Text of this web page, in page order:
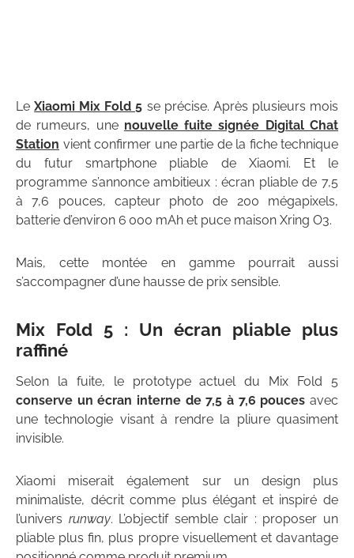
LeXiaomi Mix Fold 5 se précise. Après plusieurs mois
de rumeurs, une nouvelle fuite signée Digital Chat
Station vient confirmer une partie de la fiche technique
du futur smartphone pliable de Xiaomi. Et le
programme s’annonce ambitieux : écran pliable de 7,5
à 7,6 pouces, capteur photo de 200 mégapixels,
batterie d’environ 6 000 mAh et puce maison Xring O3.
Mais, cette montée en gamme pourrait aussi
s’accompagner d’une hausse de prix sensible.
Mix Fold 5 : Un écran pliable plus
raffiné
Selon la fuite, le prototype actuel du Mix Fold 5
conserve un écran interne de 7,5 à 7,6 pouces avec
une technologie visant à rendre la pliure quasiment
invisible.
Xiaomi miserait également sur un design plus
minimaliste, décrit comme plus élégant et inspiré de
l’univers runway. L’objectif semble clair : proposer un
pliable plus fin, plus propre visuellement et davantage